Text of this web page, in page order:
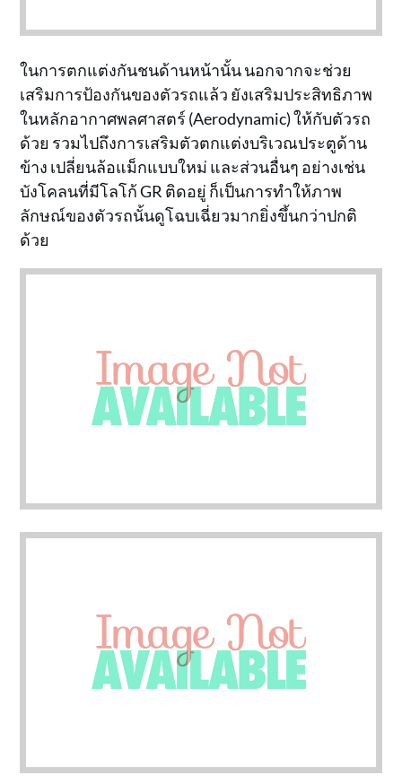
ในการตกแต่งกันชนด้านหน้านั้น นอกจากจะช่วย
เสริมการป้องกันของตัวรถแล้ว ยังเสริมประสิทธิภาพ
ในหลักอากาศพลศาสตร์ (Aerodynamic) ให้กับตัวรถ
ด้วย รวมไปถึงการเสริมตัวตกแต่งบริเวณประตูด้าน
ข้าง เปลี่ยนล้อแม็กแบบใหม่ และส่วนอื่นๆ อย่างเช่น
บังโคลนที่มีโลโก้ GR ติดอยู่ ก็เป็นการทำให้ภาพ
ลักษณ์ของตัวรถนั้นดูโฉบเฉี่ยวมากยิ่งขึ้นกว่าปกติ
ด้วย